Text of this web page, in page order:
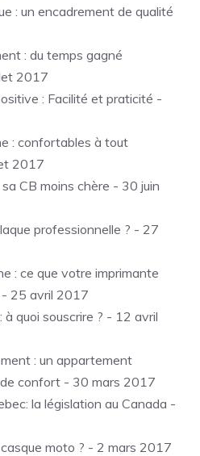
: un encadrement de qualité
: du temps gagné
2017
: Facilité et praticité -
: confortables à tout
2017
CB moins chère - 30 juin
professionnelle ? - 27
: ce que votre imprimante
- 25 avril 2017
quoi souscrire ? - 12 avril
: un appartement
confort - 30 mars 2017
la législation au Canada -
moto ? - 2 mars 2017